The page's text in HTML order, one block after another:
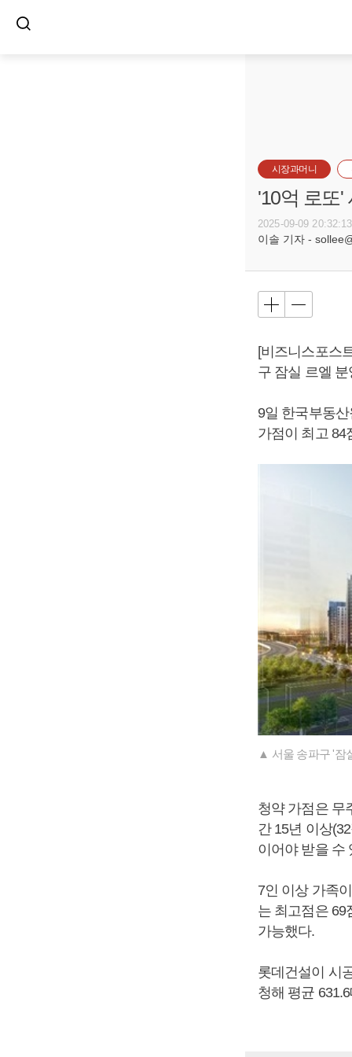
시장과머니
'10억 로또'
2025-09-09 20:32:13
이솔 기자 -
[비즈니스포스
구 잠실 르엘
9일 한국부동
가점이 최고 84
▲ 서울 송파구 '잠
청약 가점은 무
간 15년 이상
이어야 받을 수
7인 이상 가족
는 최고점은 69
가능했다.
롯데건설이 시
청해 평균